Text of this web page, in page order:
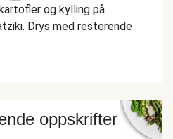
og kylling på
Drys med resterende
oppskrifter